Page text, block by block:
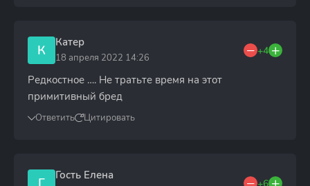
К Катер
18 апреля 2022 14:26
+4
Редкостное …. Не тратьте время на этот
примитивный бред
Ответить Цитировать
Гость Елена
+6